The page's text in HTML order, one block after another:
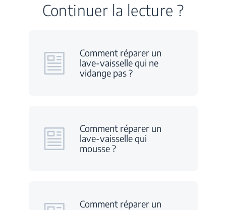
Continuer la lecture ?
Comment réparer un
lave-vaisselle qui ne
vidange pas ?
Comment réparer un
lave-vaisselle qui
mousse ?
Comment réparer un